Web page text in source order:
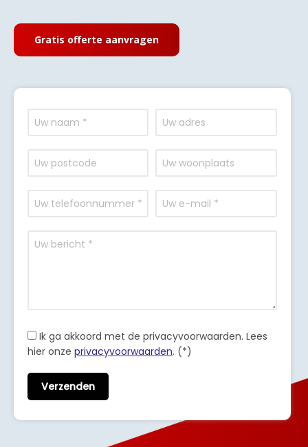
Gratis offerte aanvragen
Ik ga akkoord met de privacyvoorwaarden. Lees
hier onze privacyvoorwaarden. (*)